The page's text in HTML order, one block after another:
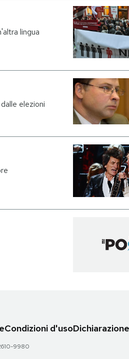
lingua
elezioni
Condizioni d'uso
9980